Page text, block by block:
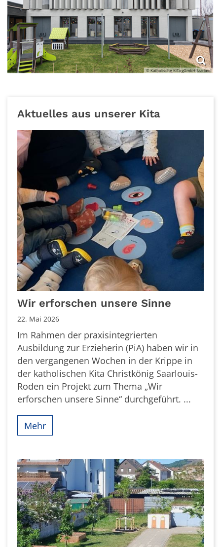
© Katholische KiTa gGmbH Saarland
Aktuelles aus unserer Kita
Wir erforschen unsere Sinne
22. Mai 2026
Im Rahmen der praxisintegrierten
Ausbildung zur Erzieherin (PiA) haben wir in
den vergangenen Wochen in der Krippe in
der katholischen Kita Christkönig Saarlouis-
Roden ein Projekt zum Thema „Wir
erforschen unsere Sinne“ durchgeführt. ...
Mehr